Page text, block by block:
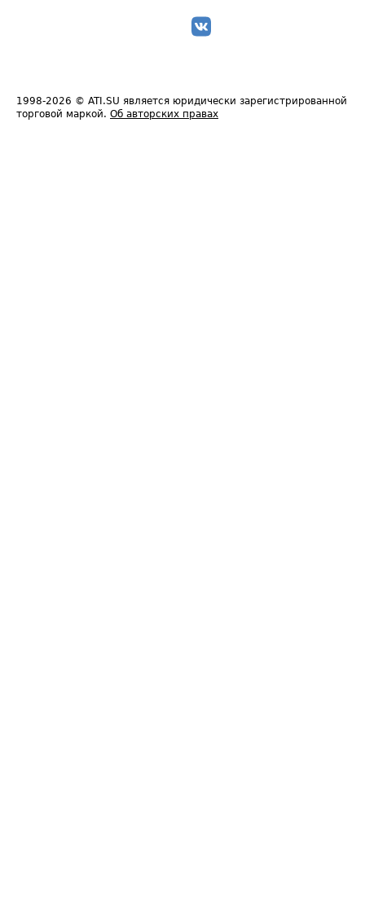
1998-2026 © ATI.SU является юридически зарегистрированной
торговой маркой. Об авторских правах